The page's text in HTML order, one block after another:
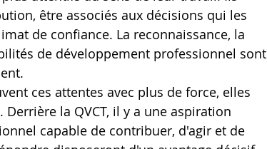
être associés aux décisions qui les
de confiance. La reconnaissance, la
de développement professionnel sont
ces attentes avec plus de force, elles
la QVCT, il y a une aspiration
capable de contribuer, d'agir et de